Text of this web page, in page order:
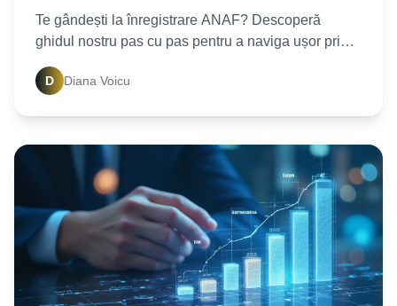
Te gândești la înregistrare ANAF? Descoperă
ghidul nostru pas cu pas pentru a naviga ușor prin
necesare. Începe-ți
D Diana Voicu